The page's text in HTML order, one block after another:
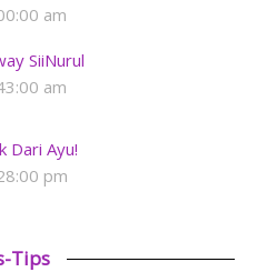
am
SiiNurul
am
Dari Ayu!
pm
Tips